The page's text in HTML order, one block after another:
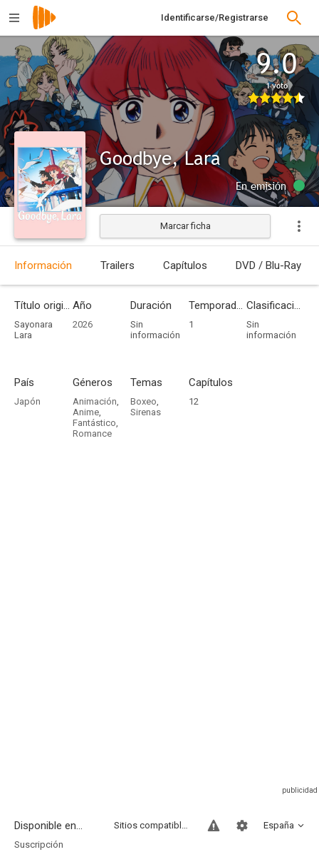
Identificarse/Registrarse
9.0
1 voto
Goodbye, Lara
En emisión
Marcar ficha
Información Trailers Capítulos DVD / Blu-Ray
Título original
Sayonara
Lara
Año
2026
Duración
Sin
información
Temporadas
1
Clasificación por edades
Sin
información
País
Japón
Géneros
Animación,
Anime,
Fantástico,
Romance
Temas
Boxeo,
Sirenas
Capítulos
12
Disponible en... España
Sitios compatibles
Suscripción